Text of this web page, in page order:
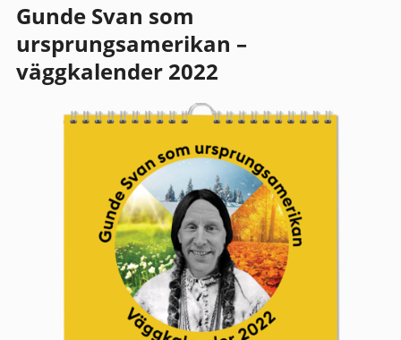
Gunde Svan som
ursprungsamerikan –
väggkalender 2022